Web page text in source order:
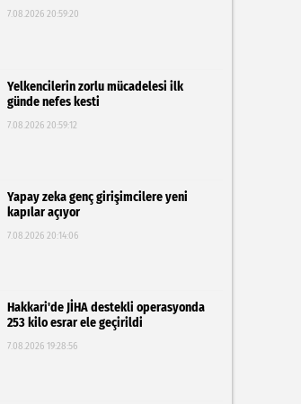
7.08.2026 20:59:20
Yelkencilerin zorlu mücadelesi ilk
günde nefes kesti
7.08.2026 20:59:12
Yapay zeka genç girişimcilere yeni
kapılar açıyor
7.08.2026 20:14:06
Hakkari'de JİHA destekli operasyonda
253 kilo esrar ele geçirildi
7.08.2026 19:28:56